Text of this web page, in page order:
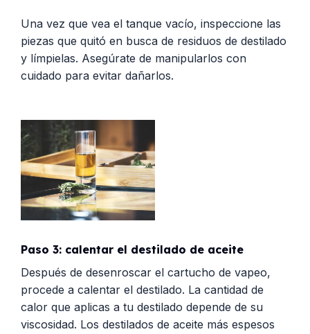
Una vez que vea el tanque vacío, inspeccione las
piezas que quitó en busca de residuos de destilado
y límpielas. Asegúrate de manipularlos con
cuidado para evitar dañarlos.
Paso 3: calentar el destilado de aceite
Después de desenroscar el cartucho de vapeo,
procede a calentar el destilado. La cantidad de
calor que aplicas a tu destilado depende de su
viscosidad. Los destilados de aceite más espesos